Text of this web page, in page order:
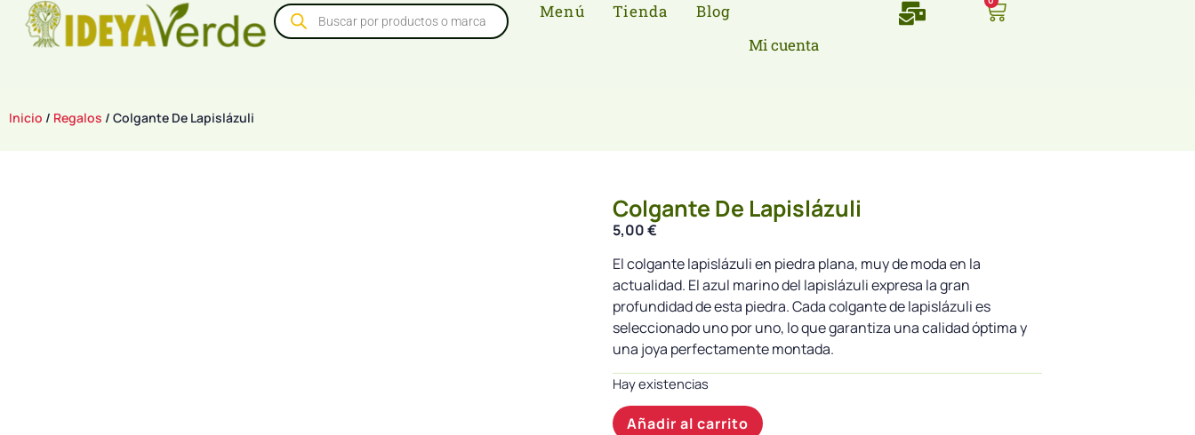
Menú Tienda
Blog
Mi cuenta
Inicio / Regalos / Colgante De Lapislázuli
Colgante De Lapislázuli
5,00€
El colgante lapislázuli en piedra plana, muy de moda en la
actualidad. El azul marino del lapislázuli expresa la gran
profundidad de esta piedra. Cada colgante de lapislázuli es
seleccionado uno por uno, lo que garantiza una calidad óptima y
una joya perfectamente montada.
Hay existencias
Añadir al carrito